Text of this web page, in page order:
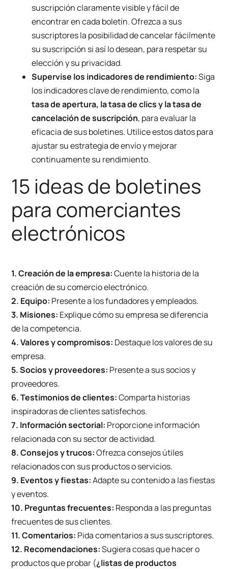
suscripción claramente visible y fácil de
encontrar en cada boletín. Ofrezca a sus
suscriptores la posibilidad de cancelar fácilmente
su suscripción si así lo desean, para respetar su
elección y su privacidad.
Supervise los indicadores de rendimiento:Siga
los indicadores clave de rendimiento, como la
tasa de apertura, la tasa de clics y la tasa de
cancelación de suscripción, para evaluar la
eficacia de sus boletines. Utilice estos datos para
ajustar su estrategia de envío y mejorar
continuamente su rendimiento.
15 ideas de boletines
para comerciantes
electrónicos
1. Creación de la empresa:Cuente la historia de la
creación de su comercio electrónico.
2. Equipo: Presente a los fundadores y empleados.
3. Misiones: Explique cómo su empresa se diferencia
de la competencia.
4. Valores y compromisos: Destaque los valores de su
empresa.
5. Socios y proveedores: Presente a sus socios y
proveedores.
6. Testimonios de clientes:Comparta historias
inspiradoras de clientes satisfechos.
7. Información sectorial: Proporcione información
relacionada con su sector de actividad.
8. Consejos y trucos:Ofrezca consejos útiles
relacionados con sus productos o servicios.
9. Eventos y fiestas:Adapte su contenido a las fiestas
y eventos.
10. Preguntas frecuentes: Responda a las preguntas
frecuentes de sus clientes.
11. Comentarios: Pida comentarios a sus suscriptores.
12. Recomendaciones:Sugiera cosas que hacer o
productos que probar (¿listas de productos